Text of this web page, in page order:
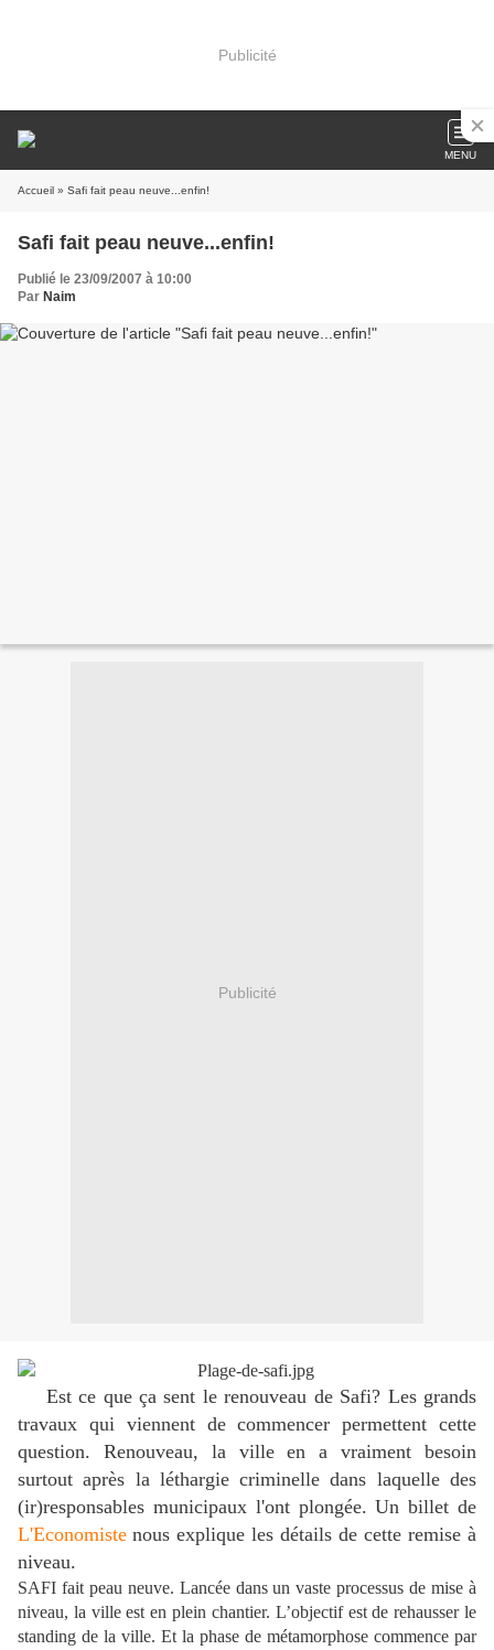
Publicité
MENU
Accueil » Safi fait peau neuve...enfin!
Safi fait peau neuve...enfin!
Publié le 23/09/2007 à 10:00
Par Naim
Publicité
Est ce que ça sent le renouveau de Safi? Les grands
travaux qui viennent de commencer permettent cette
question. Renouveau, la ville en a vraiment besoin
surtout après la léthargie criminelle dans laquelle des
(ir)responsables municipaux l'ont plongée. Un billet de
L'Economiste nous explique les détails de cette remise à
niveau.
SAFI fait peau neuve. Lancée dans un vaste processus de mise à
niveau, la ville est en plein chantier. L’objectif est de rehausser le
standing de la ville. Et la phase de métamorphose commence par